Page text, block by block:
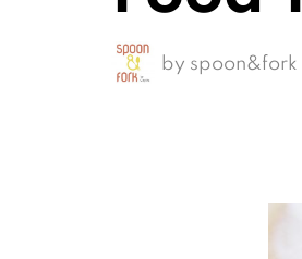
by spoon&fork